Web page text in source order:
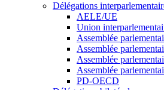
Délégations
AELE/UE
Union
Assemblée
Assemblée
Assemblée
Assemblée
PD-OECD